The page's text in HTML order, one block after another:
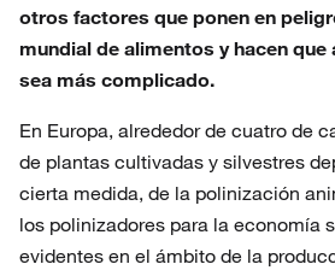
otros factores que ponen en
mundial de alimentos y hacen
sea más complicado.
En Europa, alrededor de cuatro de
de plantas cultivadas y silvestres
cierta medida, de la polinización
los polinizadores para la economía
evidentes en el ámbito de la